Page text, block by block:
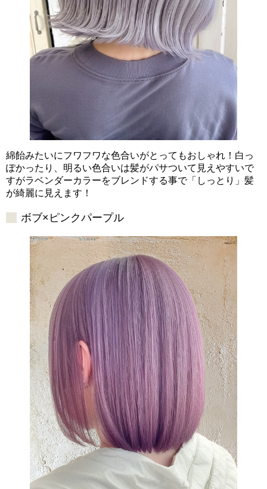
綿飴みたいにフワフワな色合いがとってもおしゃれ！白っ
ぽかったり、明るい色合いは髪がパサついて見えやすいで
すがラベンダーカラーをブレンドする事で「しっとり」髪
が綺麗に見えます！
ボブ×ピンクパープル